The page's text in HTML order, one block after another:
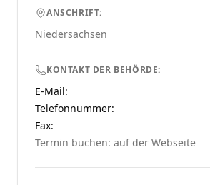
ANSCHRIFT:
Niedersachsen
KONTAKT DER BEHÖRDE:
E-Mail:
Telefonnummer:
Fax:
Termin buchen: auf der Webseite